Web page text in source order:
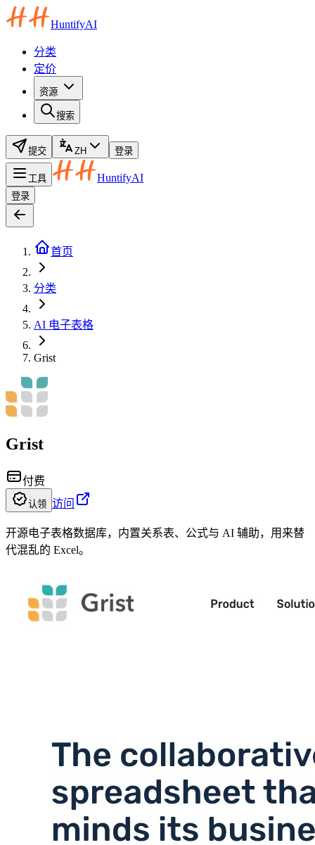
HuntifyAI
分类
定价
资源
搜索
提交 ZH 登录
工具 HuntifyAI
登录
首页
分类
AI 电子表格
Grist
Grist
付费
认领 访问
开源电子表格数据库，内置关系表、公式与 AI 辅助，用来替
代混乱的 Excel。